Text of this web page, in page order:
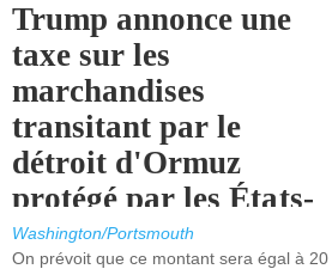
Trump annonce une
taxe sur les
marchandises
transitant par le
détroit d'Ormuz
protégé par les États-
Unis.
Washington/Portsmouth
On prévoit que ce montant sera égal à 20